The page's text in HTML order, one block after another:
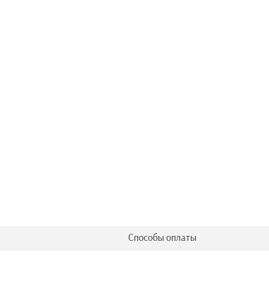
Способы оплаты